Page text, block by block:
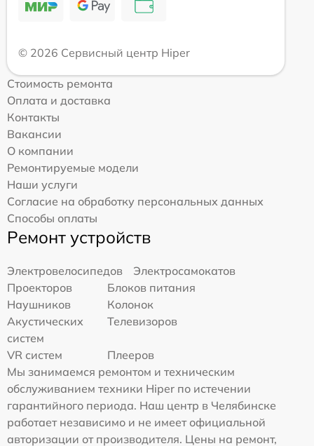
© 2026 Сервисный центр Hiper
Стоимость ремонта
Оплата и доставка
Контакты
Вакансии
О компании
Ремонтируемые модели
Наши услуги
Согласие на обработку персональных данных
Способы оплаты
Ремонт устройств
Электровелосипедов
Электросамокатов
Проекторов
Блоков питания
Наушников
Колонок
Акустических
систем
Телевизоров
VR систем
Плееров
Мы занимаемся ремонтом и техническим
обслуживанием техники Hiper по истечении
гарантийного периода. Наш центр в Челябинске
работает независимо и не имеет официальной
авторизации от производителя. Цены на ремонт,